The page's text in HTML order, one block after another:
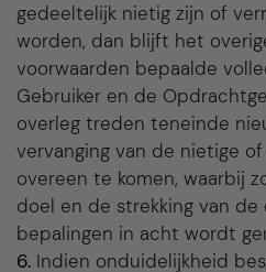
Artikel 11.
Intellectuele eigendom
Artikel 12.
Toepasselijk recht en
gedeeltelijk nietig zijn of
worden, dan blijft het
voorwaarden bepaalde
Gebruiker en de
overleg treden teneinde
vervanging van de nietige
overeen te komen, waarbij
doel en de strekking van de
bepalingen in acht wordt
6. Indien onduidelijkheid